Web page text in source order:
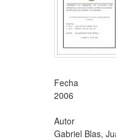
Fecha
2006
Autor
Gabriel Blas,